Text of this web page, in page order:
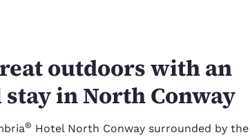
outdoors with an
in North Conway
® Hotel North Conway surrounded by the